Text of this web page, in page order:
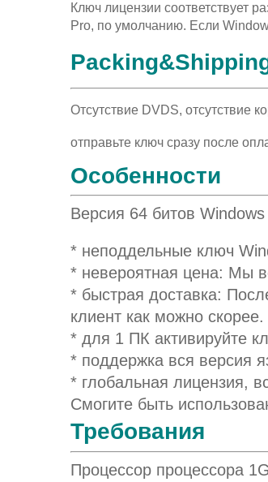
Ключ лицензии соответствует
Pro, по умолчанию. Если
Отсутствие DVDS, отсутствие
отправьте ключ сразу после
Особенности
Версия 64 битов
* неподдельные ключ
* невероятная цена: Мы
* быстрая доставка:
клиент как можно скорее.
* для 1 ПК активируйте
* поддержка вся версия
* глобальная лицензия,
Смогите быть
Требования
Процессор процессора